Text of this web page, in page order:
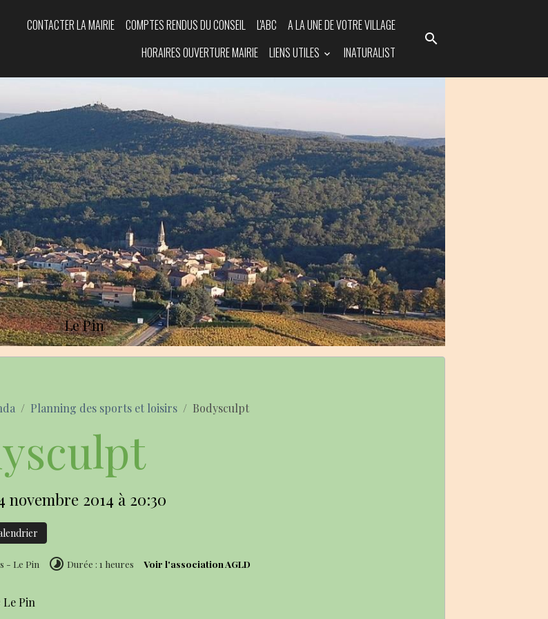
CONTACTER LA MAIRIE COMPTES RENDUS DU CONSEIL L'ABC
A LA UNE DE VOTRE VILLAGE
HORAIRES OUVERTURE MAIRIE
LIENS UTILES INATURALIST
Le Pin
Planning des sports et loisirs Bodysculpt
novembre 2014 à 20:30
- Le Pin Durée : 1 heures Voir l'association AGLD
Le Pin